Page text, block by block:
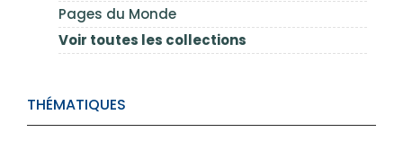
Pages du Monde
Voir toutes les collections
THÉMATIQUES